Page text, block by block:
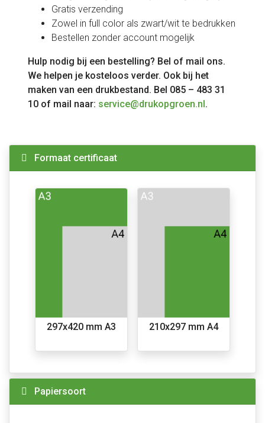
Gratis verzending
Zowel in full color als zwart/wit te bedrukken
Bestellen zonder account mogelijk
Hulp nodig bij een bestelling? Bel of mail ons.
We helpen je kosteloos verder. Ook bij het
maken van een drukbestand. Bel 085 – 483 31
10 of mail naar: service@drukopgroen.nl.
Formaat certificaat
297x420 mm A3 210x297 mm A4
Papiersoort